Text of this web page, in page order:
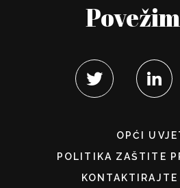
OPĆI
POLITIKA ZAŠTITE